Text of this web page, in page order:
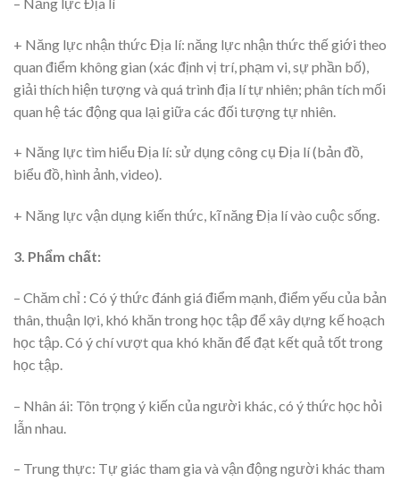
+ Năng lực nhận thức Địa lí: năng lực nhận thức thế giới theo
quan điểm không gian (xác định vị trí, phạm vi, sự phần bố),
giải thích hiện tượng và quá trình địa lí tự nhiên; phân tích mối
quan hệ tác động qua lại giữa các đối tượng tự nhiên.
+ Năng lực tìm hiểu Địa lí: sử dụng công cụ Địa lí (bản đồ,
biểu đồ, hình ảnh, video).
+ Năng lực vận dụng kiến thức, kĩ năng Địa lí vào cuộc sống.
3. Phẩm chất:
– Chăm chỉ : Có ý thức đánh giá điểm mạnh, điểm yếu của bản
thân, thuận lợi, khó khăn trong học tập để xây dựng kế hoạch
học tập. Có ý chí vượt qua khó khăn để đạt kết quả tốt trong
học tập.
– Nhân ái: Tôn trọng ý kiến của người khác, có ý thức học hỏi
lẫn nhau.
– Trung thực: Tự giác tham gia và vận động người khác tham